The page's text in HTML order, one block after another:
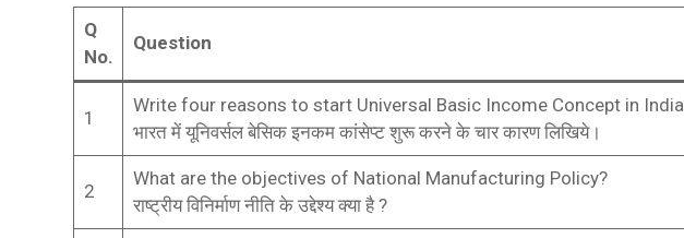
Q
No.
Question
1
Write four reasons to start Universal Basic Income Concept in India.
भारत में यूनिवर्सल बेसिक इनकम कांसेप्ट शुरू करने के चार कारण लिखिये।
2
What are the objectives of National Manufacturing Policy?
राष्ट्रीय विनिर्माण नीति के उद्देश्य क्या है ?